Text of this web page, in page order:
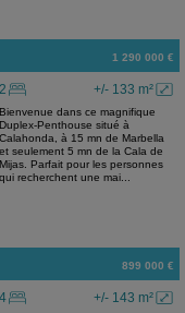
1 290 000 €
+/- 133 m²
2
Bienvenue dans ce magnifique
Duplex-Penthouse situé à
Calahonda, à 15 mn de Marbella
et seulement 5 mn de la Cala de
Mijas. Parfait pour les personnes
qui recherchent une mai...
899 000 €
+/- 143 m²
4